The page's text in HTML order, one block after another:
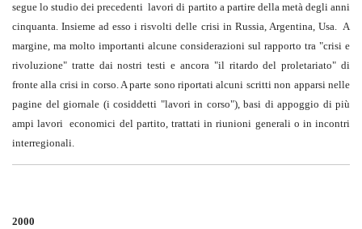
segue lo studio dei precedenti lavori di partito a partire della metà degli anni
cinquanta. Insieme ad esso i risvolti delle crisi in Russia, Argentina, Usa. A
margine, ma molto importanti alcune considerazioni sul rapporto tra "crisi e
rivoluzione" tratte dai nostri testi e ancora "il ritardo del proletariato" di
fronte alla crisi in corso. A parte sono riportati alcuni scritti non apparsi nelle
pagine del giornale (i cosiddetti "lavori in corso"), basi di appoggio di più
ampi lavori economici del partito, trattati in riunioni generali o in incontri
interregionali.
2000